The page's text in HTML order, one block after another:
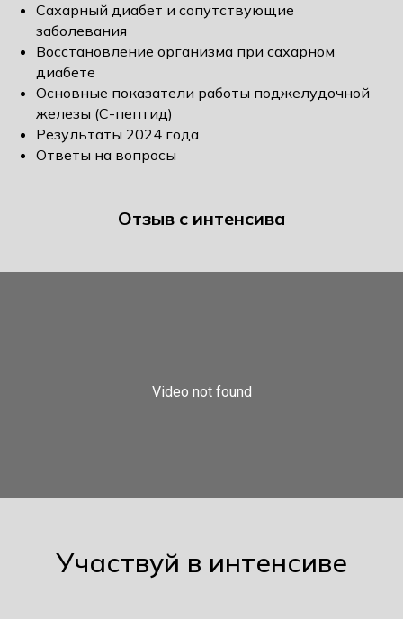
Сахарный диабет и сопутствующие
заболевания
Восстановление организма при сахарном
диабете
Основные показатели работы поджелудочной
железы (С-пептид)
Результаты 2024 года
Ответы на вопросы
Отзыв с интенсива
Участвуй в интенсиве